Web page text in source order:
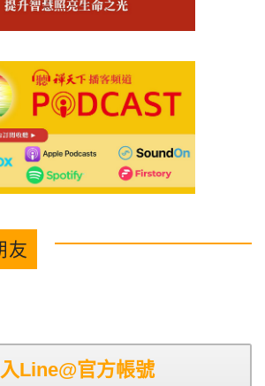
友
Line@官方帳號